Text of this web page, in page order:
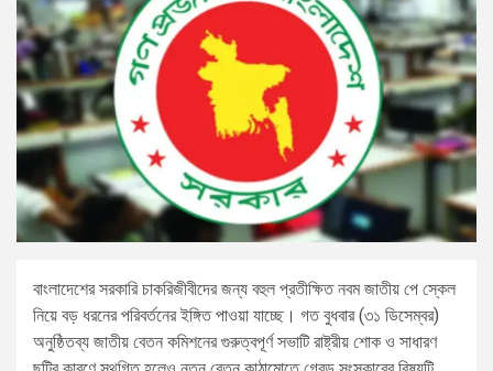
বাংলাদেশের সরকারি চাকরিজীবীদের জন্য বহুল প্রতীক্ষিত নবম জাতীয় পে স্কেল
নিয়ে বড় ধরনের পরিবর্তনের ইঙ্গিত পাওয়া যাচ্ছে। গত বুধবার (৩১ ডিসেম্বর)
অনুষ্ঠিতব্য জাতীয় বেতন কমিশনের গুরুত্বপূর্ণ সভাটি রাষ্ট্রীয় শোক ও সাধারণ